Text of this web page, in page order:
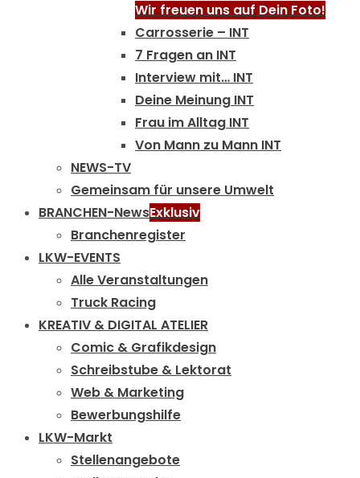
Wir freuen uns auf Dein Foto!
Carrosserie – INT
7 Fragen an INT
Interview mit… INT
Deine Meinung INT
Frau im Alltag INT
Von Mann zu Mann INT
NEWS-TV
Gemeinsam für unsere Umwelt
BRANCHEN-NewsExklusiv
Branchenregister
LKW-EVENTS
Alle Veranstaltungen
Truck Racing
KREATIV & DIGITAL ATELIER
Comic & Grafikdesign
Schreibstube & Lektorat
Web & Marketing
Bewerbungshilfe
LKW-Markt
Stellenangebote